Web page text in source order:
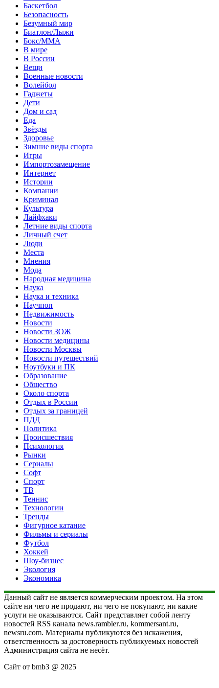
Баскетбол
Безопасность
Безумный мир
Биатлон/Лыжи
Бокс/MMA
В мире
В России
Вещи
Военные новости
Волейбол
Гаджеты
Дети
Дом и сад
Еда
Звёзды
Здоровье
Зимние виды спорта
Игры
Импортозамещение
Интернет
Истории
Компании
Криминал
Культура
Лайфхаки
Летние виды спорта
Личный счет
Люди
Места
Мнения
Мода
Народная медицина
Наука
Наука и техника
Научпоп
Недвижимость
Новости
Новости ЗОЖ
Новости медицины
Новости Москвы
Новости путешествий
Ноутбуки и ПК
Образование
Общество
Около спорта
Отдых в России
Отдых за границей
ПДД
Политика
Происшествия
Психология
Рынки
Сериалы
Софт
Спорт
ТВ
Теннис
Технологии
Тренды
Фигурное катание
Фильмы и сериалы
Футбол
Хоккей
Шоу-бизнес
Экология
Экономика
Данный сайт не является коммерческим проектом. На этом
сайте ни чего не продают, ни чего не покупают, ни какие
услуги не оказываются. Сайт представляет собой ленту
новостей RSS канала news.rambler.ru, kommersant.ru,
newsru.com. Материалы публикуются без искажения,
ответственность за достоверность публикуемых новостей
Администрация сайта не несёт.
Сайт от bmb3 @ 2025